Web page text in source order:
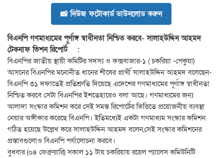
📸 নিউজ ফটোকার্ড ডাউনলোড করুন
বিএনপি গণমাধ্যমের পূর্ণাঙ্গ স্বাধীনতা নিশ্চিত করবে- সালাহউদ্দিন আহমদ
টেকনাফ ভিশন রিপোর্ট :
বিএনপির জাতীয় স্থায়ী কমিটির সদস্য ও কক্সবাজার-১ ( চকরিয়া -পেকুয়া)
আসনের বিএনপির মনোনীত ধানের শীষের প্রার্থী সালাহউদ্দিন আহমদ বলেছেন-
বিএনপি ৩১ দফাতেই প্রতিশ্রুতি দিয়েছে এদেশের গণমাধ্যমের পূর্ণাঙ্গ স্বাধীনতা
নিশ্চিত করবে সেটা বিএনপির ইশতেহারেও বলা আছে। গণমাধ্যমের জন্য
আলাদা সংস্কার কমিশন করে সেই সমস্ত রিপোর্টের ভিত্তিতে প্রয়োজনীয় ব্যবস্থা
নেয়ার অঙ্গীকার করেছে বিএনপি। ইতিমধ্যেই একটা গণমাধ্যম সংস্কার কমিশন
গঠিত হয়েছে উল্লেখ করে সালাহউদ্দিন আহমদ বলেন,সেই সংস্কার কমিশনের
প্রস্তাবগুলোও বিএনপি পর্যালোচনা করবে।
বুধবার (০৪ ফেব্রুয়ারি) সকাল ১১ টায় চকরিয়ায় রয়েল প্যালেস কমিউনিটি